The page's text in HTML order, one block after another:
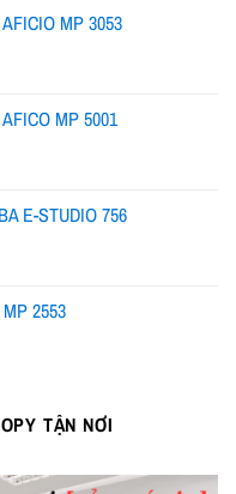
₫.
MP 3053
₫.
MP 5001
là:
₫.
E-STUDIO 756
₫.
2553
₫.
TẬN NƠI